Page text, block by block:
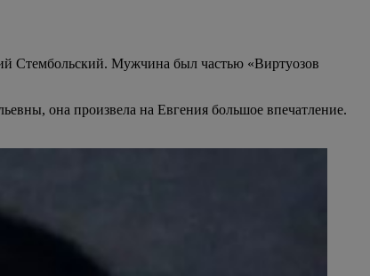
Стембольский. Мужчина был частью «Виртуозов
она произвела на Евгения большое впечатление.